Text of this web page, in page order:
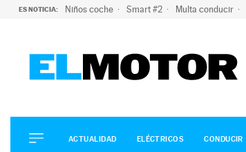
ES NOTICIA: Niños coche Smart #2 Multa conducir
ELÉCTRICOS
CONDUCIR
ACTUALIDAD ELÉCTRICOS CONDUCIR